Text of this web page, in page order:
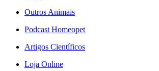
Outros Animais
Podcast Homeopet
Artigos Científicos
Loja Online